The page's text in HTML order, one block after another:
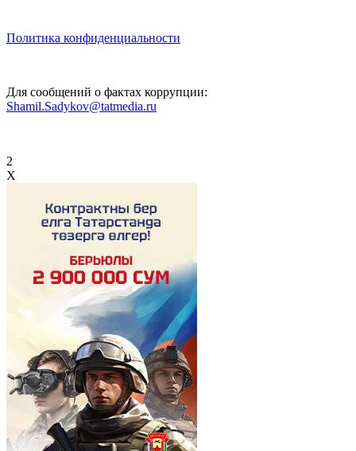
Политика конфиденциальности
Для сообщений о фактах коррупции:
Shamil.Sadykov@tatmedia.ru
2
X